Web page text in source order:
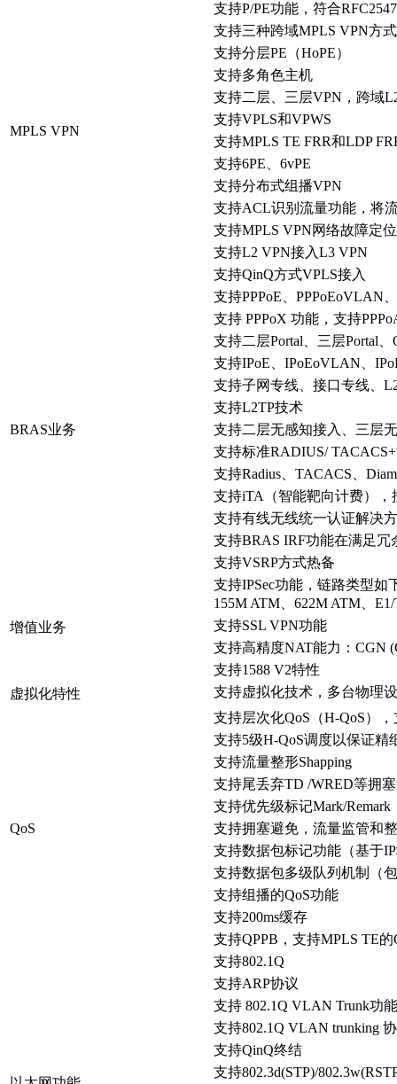
MPLS VPN
支持P/PE功能，符合
支持三种跨域MPLS VPN方
支持分层PE（HoPE）
支持多角色主机
支持二层、三层VPN，跨域
支持VPLS和VPWS
支持MPLS TE FRR和LDP
支持6PE、6vPE
支持分布式组播VPN
支持ACL识别流量功能，将
支持MPLS VPN网络故障定
支持L2 VPN接入L3 VPN
支持QinQ方式VPLS接入
BRAS业务
支持PPPoE、PPPoEoVLAN
支持 PPPoX 功能，支持
支持二层Portal、三层Portal
支持IPoE、IPoEoVLAN、
支持子网专线、接口专线、
支持L2TP技术
支持二层无感知接入、三层
支持标准RADIUS/
支持Radius、TACACS、
支持iTA（智能靶向计费），
支持有线无线统一认证解决
支持BRAS IRF功能在满足
支持VSRP方式热备
增值业务
支持IPSec功能，链路类型如
155M ATM、622M ATM、
支持SSL VPN功能
支持高精度NAT能力：CGN
支持1588 V2特性
虚拟化特性
支持虚拟化技术，多台物理
QoS
支持层次化QoS（H-QoS）
支持5级H-QoS调度以保证精
支持流量整形Shapping
支持尾丢弃TD /WRED等拥
支持优先级标记Mark/
支持拥塞避免，流量监管和
支持数据包标记功能（基于
支持数据包多级队列机制（
支持组播的QoS功能
支持200ms缓存
支持QPPB，支持MPLS TE的
支持802.1Q
支持ARP协议
支持 802.1Q VLAN Trunk功能
支持802.1Q VLAN trunking
支持QinQ终结
支持802.3d(STP)/